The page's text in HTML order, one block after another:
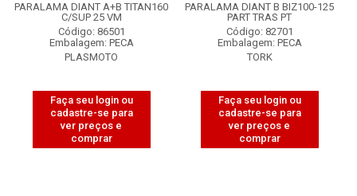
PARALAMA DIANT A+B TITAN160
C/SUP 25 VM
Código: 86501
Embalagem: PECA
PLASMOTO
Faça seu login ou
cadastre-se para
ver preços e
comprar
PARALAMA DIANT B BIZ100-125
PART TRAS PT
Código: 82701
Embalagem: PECA
TORK
Faça seu login ou
cadastre-se para
ver preços e
comprar